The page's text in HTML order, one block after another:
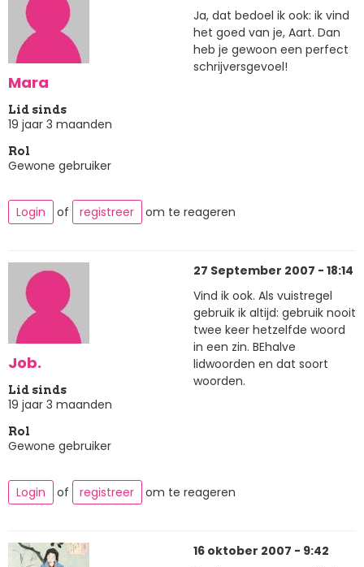
Mara
Lid sinds
19 jaar 3 maanden
Rol
Gewone gebruiker
Ja, dat bedoel ik ook: ik vind
het goed van je, Aart. Dan
heb je gewoon een perfect
schrijversgevoel!
Login of registreer om te reageren
Job.
Lid sinds
19 jaar 3 maanden
Rol
Gewone gebruiker
27 September 2007 - 18:14
Vind ik ook. Als vuistregel
gebruik ik altijd: gebruik nooit
twee keer hetzelfde woord
in een zin. BEhalve
lidwoorden en dat soort
woorden.
Login of registreer om te reageren
16 oktober 2007 - 9:42